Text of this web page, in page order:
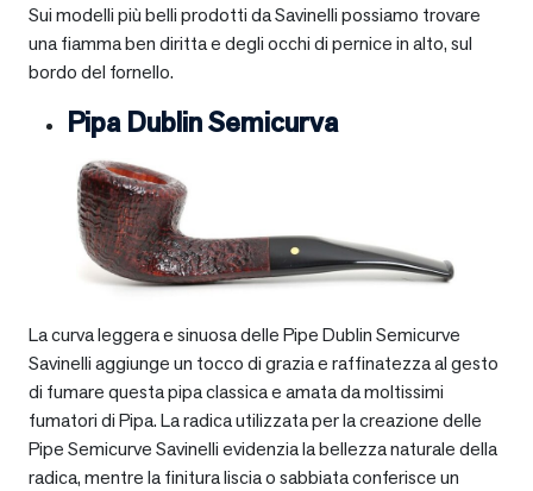
Sui modelli più belli prodotti da Savinelli possiamo trovare
una fiamma ben diritta e degli occhi di pernice in alto, sul
bordo del fornello.
Pipa Dublin Semicurva
La curva leggera e sinuosa delle Pipe Dublin Semicurve
Savinelli aggiunge un tocco di grazia e raffinatezza al gesto
di fumare questa pipa classica e amata da moltissimi
fumatori di Pipa. La radica utilizzata per la creazione delle
Pipe Semicurve Savinelli evidenzia la bellezza naturale della
radica, mentre la finitura liscia o sabbiata conferisce un